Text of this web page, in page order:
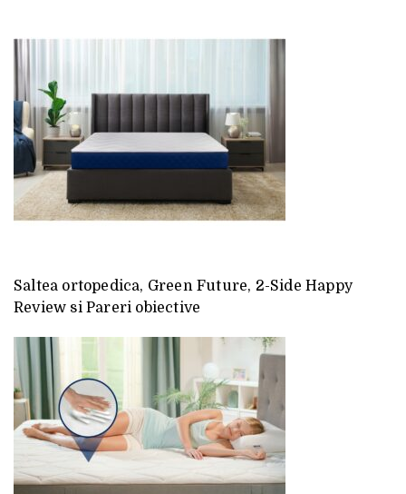
Saltea ortopedica, Green Future, 2-Side Happy
Review si Pareri obiective